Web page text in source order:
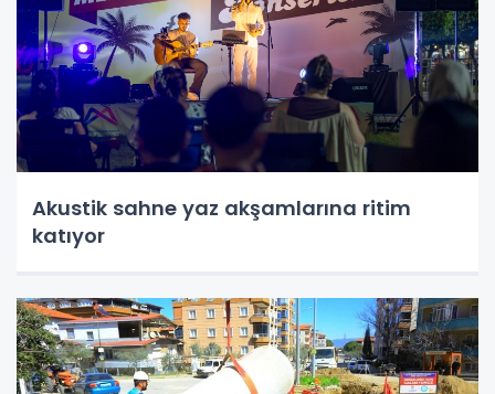
Akustik sahne yaz akşamlarına ritim
katıyor